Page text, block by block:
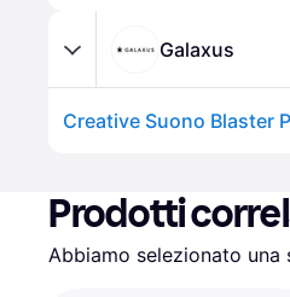
Galaxus
Creative Suono Blaster
Prodotti
Abbiamo selezionato